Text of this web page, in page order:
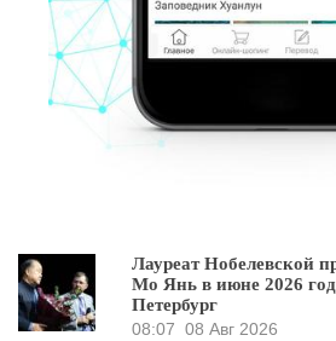
Лауреат Нобелевской
Мо Янь в июне 2026
Петербург
08:07 08 Авг 2026